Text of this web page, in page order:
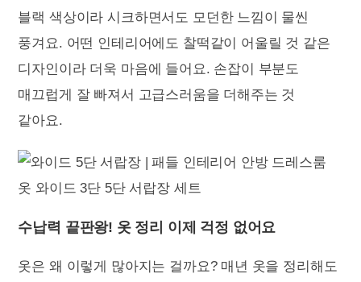
블랙 색상이라 시크하면서도 모던한 느낌이 물씬
풍겨요. 어떤 인테리어에도 찰떡같이 어울릴 것 같은
디자인이라 더욱 마음에 들어요. 손잡이 부분도
매끄럽게 잘 빠져서 고급스러움을 더해주는 것
같아요.
수납력 끝판왕! 옷 정리 이제 걱정 없어요
옷은 왜 이렇게 많아지는 걸까요? 매년 옷을 정리해도